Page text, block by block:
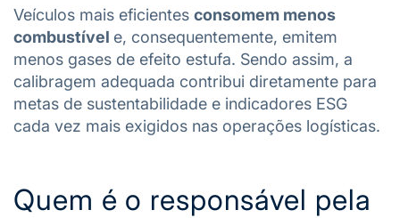
Veículos mais eficientes consomem menos
combustível e, consequentemente, emitem
menos gases de efeito estufa. Sendo assim, a
calibragem adequada contribui diretamente para
metas de sustentabilidade e indicadores ESG
cada vez mais exigidos nas operações logísticas.
Quem é o responsável pela